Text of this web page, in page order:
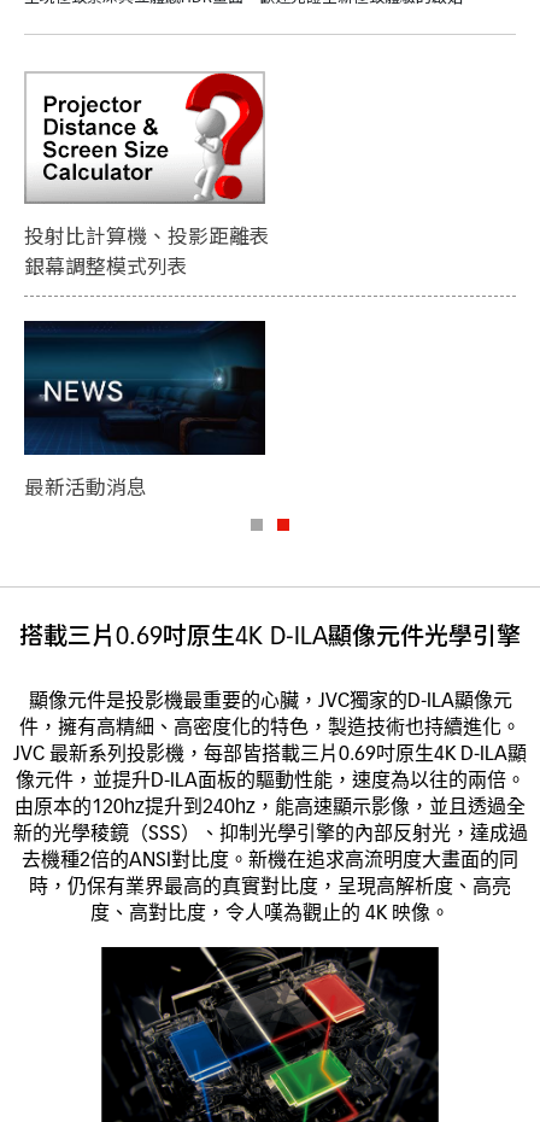
離表
搭載三片0.69吋原生4K D-ILA顯像元件光學引擎
顯像元件是投影機最重要的心臟，JVC獨家的D-ILA顯像元
件，擁有高精細、高密度化的特色，製造技術也持續進化。
JVC 最新系列投影機，每部皆搭載三片0.69吋原生4K D-ILA顯
像元件，並提升D-ILA面板的驅動性能，速度為以往的兩倍。
由原本的120hz提升到240hz，能高速顯示影像，並且透過全
新的光學稜鏡（SSS）、抑制光學引擎的內部反射光，達成過
去機種2倍的ANSI對比度。新機在追求高流明度大畫面的同
時，仍保有業界最高的真實對比度，呈現高解析度、高亮
度、高對比度，令人嘆為觀止的 4K 映像。